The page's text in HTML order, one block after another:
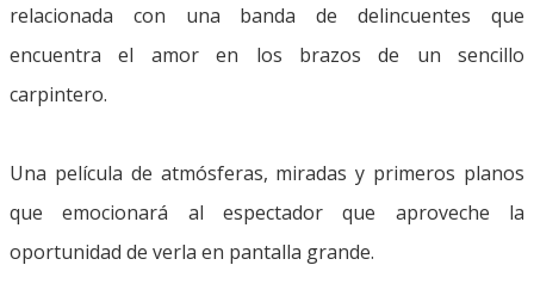
relacionada con una banda de delincuentes que
encuentra el amor en los brazos de un sencillo
carpintero.
Una película de atmósferas, miradas y primeros planos
que emocionará al espectador que aproveche la
oportunidad de verla en pantalla grande.